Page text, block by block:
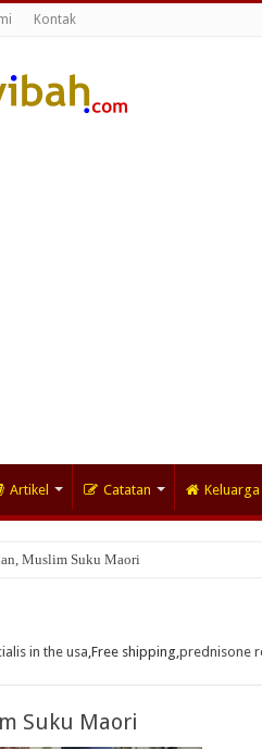
Kontak
Artikel Catatan Keluarga
Muslim Suku Maori
in the usa,Free shipping,prednisone
Suku Maori